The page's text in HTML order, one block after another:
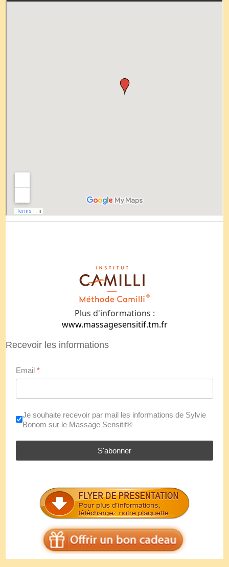
Plus d'informations :
www.massagesensitif.tm.fr
Recevoir les informations
Email*
Je souhaite recevoir par mail les informations de Sylvie
Bonom sur le Massage Sensitif®
S'abonner